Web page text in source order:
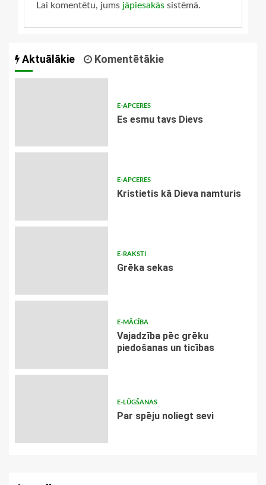
Lai komentētu, jums jāpiesakās sistēmā.
Aktuālākie Komentētākie
E-APCERES
Es esmu tavs Dievs
E-APCERES
Kristietis kā Dieva namturis
E-RAKSTI
Grēka sekas
E-MĀCĪBA
Vajadzība pēc grēku
piedošanas un ticības
E-LŪGŠANAS
Par spēju noliegt sevi